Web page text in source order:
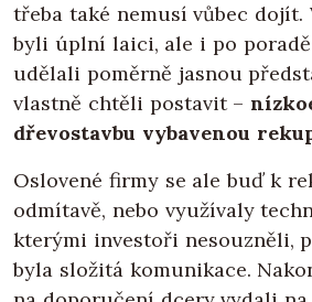
třeba také nemusí vůbec dojít.
byli úplní laici, ale i po
udělali poměrně jasnou
vlastně chtěli postavit –
dřevostavbu vybavenou
Oslovené firmy se ale buď k
odmítavě, nebo využívaly
kterými investoři nesouzněli,
byla složitá komunikace.